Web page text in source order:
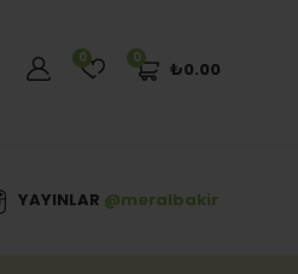
0
₺0.00
0
YAYINLAR @meralbakir